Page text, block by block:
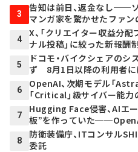
3
告知は前日、返金なし──
マンガ家を驚かせたファン
4
X、「クリエイター収益分
ナル投稿」に絞った新報酬
5
ドコモ・バイクシェアのシ
ず 8月1日以降の利用者に
6
OpenAI、次期モデル「
「Critical」級サイバー能
7
Hugging Face侵害、AIエ
板”を作っていた
8
防衛装備庁、ITコンサル
委託